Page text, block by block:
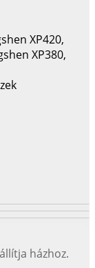
XP420,
XP380,
házhoz.